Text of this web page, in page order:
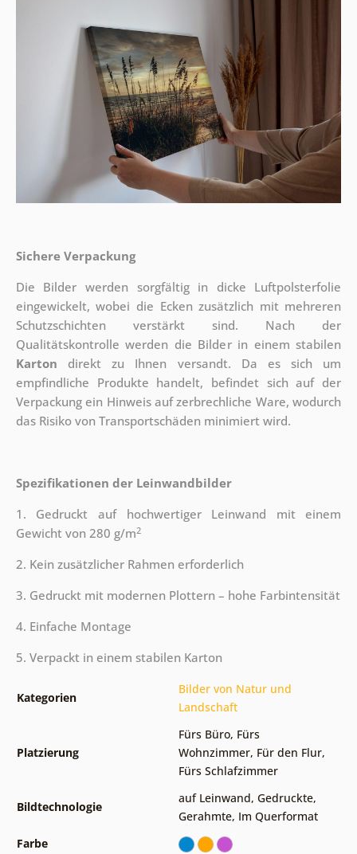
Sichere Verpackung
Die Bilder werden sorgfältig in dicke Luftpolsterfolie
eingewickelt, wobei die Ecken zusätzlich mit mehreren
Schutzschichten verstärkt sind. Nach der
Qualitätskontrolle werden die Bilder in einem stabilen
Karton direkt zu Ihnen versandt. Da es sich um
empfindliche Produkte handelt, befindet sich auf der
Verpackung ein Hinweis auf zerbrechliche Ware, wodurch
das Risiko von Transportschäden minimiert wird.
Spezifikationen der Leinwandbilder
1. Gedruckt auf hochwertiger Leinwand mit einem
Gewicht von 280 g/m2
2. Kein zusätzlicher Rahmen erforderlich
3. Gedruckt mit modernen Plottern – hohe Farbintensität
4. Einfache Montage
5. Verpackt in einem stabilen Karton
Kategorien
Bilder von Natur und
Landschaft
Platzierung
Fürs Büro, Fürs
Wohnzimmer, Für den Flur,
Fürs Schlafzimmer
Bildtechnologie
auf Leinwand, Gedruckte,
Gerahmte, Im Querformat
Farbe